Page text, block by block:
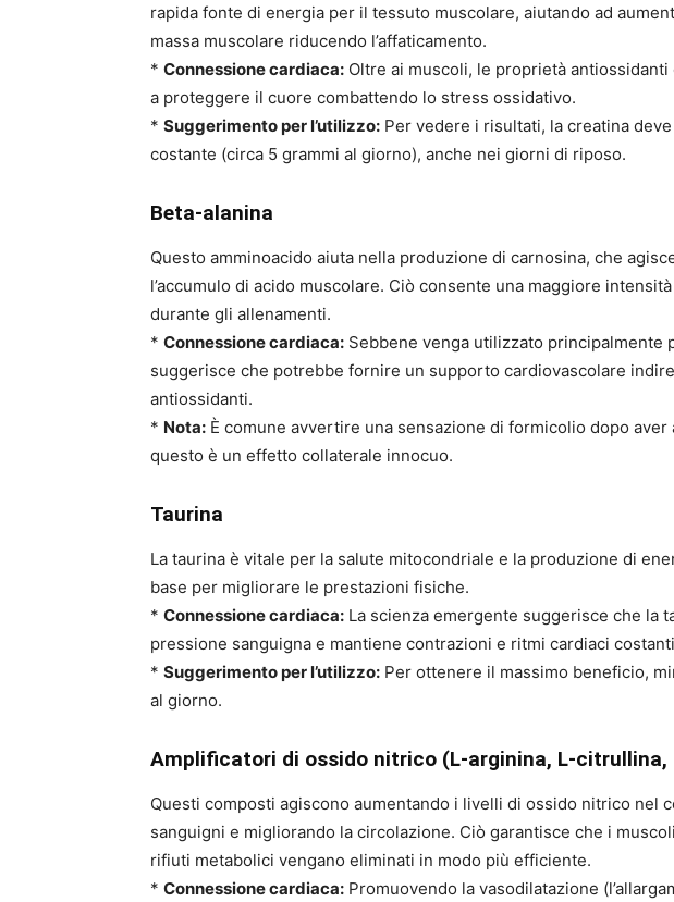
rapida fonte di energia per il tessuto muscolare, aiutando ad
massa muscolare riducendo l’affaticamento.
* Connessione cardiaca: Oltre ai muscoli, le proprietà
a proteggere il cuore combattendo lo stress ossidativo.
* Suggerimento per l’utilizzo: Per vedere i risultati, la creatina
costante (circa 5 grammi al giorno), anche nei giorni di riposo.
Beta-alanina
Questo amminoacido aiuta nella produzione di carnosina, che
l’accumulo di acido muscolare. Ciò consente una maggiore
durante gli allenamenti.
* Connessione cardiaca: Sebbene venga utilizzato principalmente
suggerisce che potrebbe fornire un supporto cardiovascolare
antiossidanti.
* Nota: È comune avvertire una sensazione di formicolio dopo aver
questo è un effetto collaterale innocuo.
Taurina
La taurina è vitale per la salute mitocondriale e la produzione di
base per migliorare le prestazioni fisiche.
* Connessione cardiaca: La scienza emergente suggerisce che la
pressione sanguigna e mantiene contrazioni e ritmi cardiaci
* Suggerimento per l’utilizzo: Per ottenere il massimo beneficio,
al giorno.
Amplificatori di ossido nitrico (L-arginina, L-
Questi composti agiscono aumentando i livelli di ossido nitrico nel
sanguigni e migliorando la circolazione. Ciò garantisce che i
rifiuti metabolici vengano eliminati in modo più efficiente.
* Connessione cardiaca: Promuovendo la vasodilatazione